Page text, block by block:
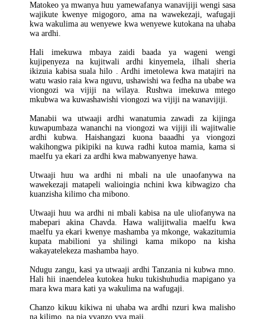
Matokeo ya mwanya huu yamewafanya wanavijiji wengi sasa
wajikute kwenye migogoro, ama na wawekezaji, wafugaji
kwa wakulima au wenyewe kwa wenyewe kutokana na uhaba
wa ardhi.
Hali imekuwa mbaya zaidi baada ya wageni wengi
kujipenyeza na kujitwali ardhi kinyemela, ilhali sheria
ikizuia kabisa suala hilo . Ardhi imetolewa kwa matajiri na
watu wasio raia kwa nguvu, ushawishi wa fedha na ubabe wa
viongozi wa vijiji na wilaya. Rushwa imekuwa mtego
mkubwa wa kuwashawishi viongozi wa vijiji na wanavijiji.
Manabii wa utwaaji ardhi wanatumia zawadi za kijinga
kuwapumbaza wananchi na viongozi wa vijiji ili wajitwalie
ardhi kubwa. Haishangazi kuona baaadhi ya viongozi
wakihongwa pikipiki na kuwa radhi kutoa mamia, kama si
maelfu ya ekari za ardhi kwa mabwanyenye hawa.
Utwaaji huu wa ardhi ni mbali na ule unaofanywa na
wawekezaji matapeli walioingia nchini kwa kibwagizo cha
kuanzisha kilimo cha mibono.
Utwaaji huu wa ardhi ni mbali kabisa na ule uliofanywa na
mabepari akina Chavda. Hawa walijitwalia maelfu kwa
maelfu ya ekari kwenye mashamba ya mkonge, wakazitumia
kupata mabilioni ya shilingi kama mikopo na kisha
wakayatelekeza mashamba hayo.
Ndugu zangu, kasi ya utwaaji ardhi Tanzania ni kubwa mno.
Hali hii inaendelea kutokea huku tukishuhudia mapigano ya
mara kwa mara kati ya wakulima na wafugaji.
Chanzo kikuu kikiwa ni uhaba wa ardhi nzuri kwa malisho
na kilimo, na pia vyanzo vya maji.